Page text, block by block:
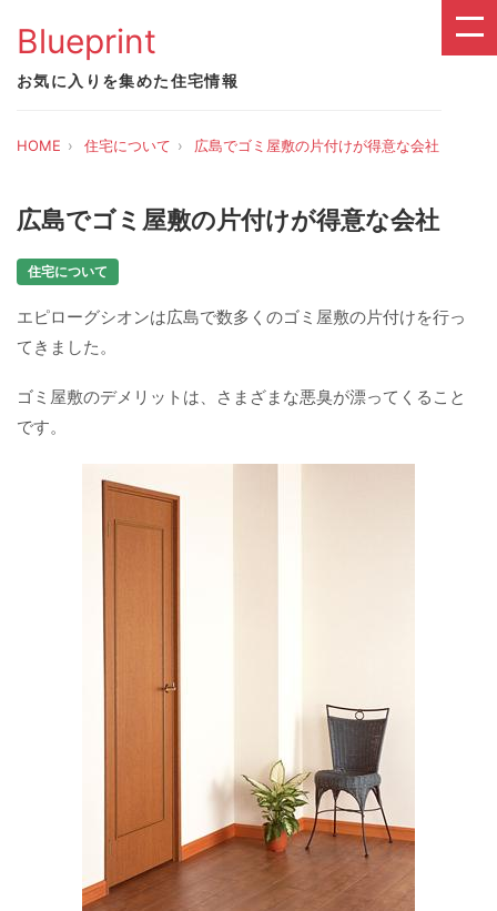
Blueprint
お気に入りを集めた住宅情報
HOME 住宅について 広島でゴミ屋敷の片付けが得意な会社
広島でゴミ屋敷の片付けが得意な会社
住宅について
エピローグシオンは広島で数多くのゴミ屋敷の片付けを行っ
てきました。
ゴミ屋敷のデメリットは、さまざまな悪臭が漂ってくること
です。